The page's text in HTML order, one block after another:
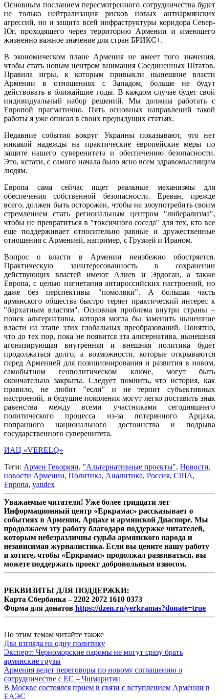
Основным посланием пересмотренного сотрудничества будет
не только нейтрализация рисков новых антиармянских
агрессий, но и защита всей инфраструктуры коридора Север-
Юг, проходящего через территорию Армении и имеющего
жизненно важное значение для стран БРИКС+.
В экономическом плане Армения не имеет того значения,
чтобы стать новым центром внимания Соединенных Штатов.
Правила игры, к которым привыкли нынешние власти
Армении в отношениях с Западом, больше не будут
действовать в ближайшие годы. В каждом случае будет свой
индивидуальный набор решений. Мы должны работать с
Европой прагматично. Пять основных направлений такой
работы я уже описал в своих предыдущих статьях.
Недавние события вокруг Украины показывают, что нет
никакой надежды на практические европейские меры по
защите нашего суверенитета и обеспечению безопасности.
Это, кстати, с самого начала было ясно всем здравомыслящим
людям.
Европа сама сейчас ищет реальные механизмы для
обеспечения собственной безопасности. Ереван, прежде
всего, должен быть осторожен, чтобы не злоупотребить своим
стремлением стать региональным центром "либерализма",
чтобы не превратиться в "токсичного соседа" для тех, кто все
еще поддерживает относительно равные и дружественные
отношения с Арменией, например, с Грузией и Ираном.
Вопрос о власти в Армении неизбежно обостряется.
Практическую заинтересованность в сохранении
действующих властей имеют Алиев и Эрдоган, а также
Европа, с целью нагнетания антироссийских настроений, но
даже без перспективы "помолвки". А большая часть
армянского общества быстро теряет практический интерес к
"бархатным властям". Основная проблема внутри страны –
поиск альтернативы, которая могла бы заменить нынешние
власти на этапе этих глобальных преобразований. Понятно,
что до тех пор, пока не появится эта альтернатива, нынешняя
агонизирующая внутренняя и внешняя политика будет
продолжаться долго, а возможности, которые открываются
перед Арменией для позиционирования и развития в новом,
самобытном геополитическом ключе, могут быть
окончательно закрыты. Следует помнить, что история, как
правило, не любит "если" и не терпит субъективных
настроений, и будущие поколения могут легко поставить знак
равенства между всеми участниками сегодняшнего
политического процесса из-за потерянного Арцаха,
попранного национального достоинства и подрыва
государственного суверенитета.
ИАЦ «VERELQ»
Теги: Армен Геворкян, "Альтернативные проекты", Новости,
новости Армении, Политика, Аналитика, Россия, США,
Европа, yandex
Уважаемые читатели! Уже более тридцати лет
Информационный центр «Еркрамас» рассказывает о
событиях в Армении, Арцахе и армянской Диаспоре. Мы
продолжаем эту работу благодаря поддержке читателей,
которым небезразличны судьба армянского народа и
независимая журналистика. Если вы цените нашу работу
и хотите, чтобы «Еркрамас» продолжал развиваться, вы
можете поддержать проект добровольным взносом.
РЕКВИЗИТЫ ДЛЯ ПОДДЕРЖКИ:
Карта Сбербанка – 2202 2072 1610 0373
Форма для донатов https://dzen.ru/yerkramas?donate=true
По этим темам читайте также
Два взгляда на одну политику
Эксперт: Черноморские паромы не могут сразу брать
армянские грузы
Армения ведет переговоры по новому соглашению о
сотрудничестве с ЕС – Чшмаритян
В Москве состоялся прием в связи с вступлением Армении в
ЕАЭС